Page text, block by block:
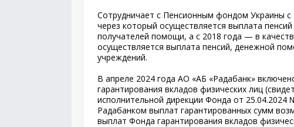
Сотрудничает с Пенсионным фондом Украины с
через который осуществляется выплата
получателей помощи, а с 2018 года — в
осуществляется выплата пенсий, денежной
учреждений.
В апреле 2024 года АО «АБ «Радабанк»
гарантирования вкладов физических лиц
исполнительной дирекции Фонда от
Радабанком выплат гарантированных сумм
выплат Фонда гарантирования вкладов